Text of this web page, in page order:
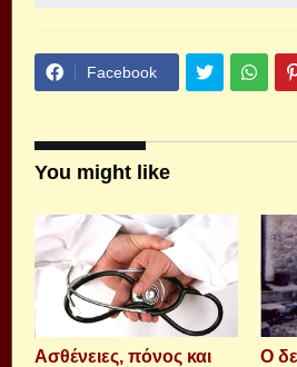
Facebook
You might like
Aσθένειες, πόνος και
Ο